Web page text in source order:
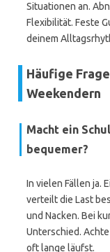
Situationen an.
Flexibilität. Feste
deinem
Häufige
Weekendern
Macht ein
bequemer?
In vielen Fällen ja.
verteilt die Last
und Nacken. Bei
Unterschied.
oft lange läufst.